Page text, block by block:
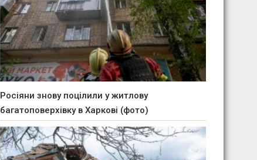
Росіяни знову поцілили у житлову
багатоповерхівку в Харкові (фото)